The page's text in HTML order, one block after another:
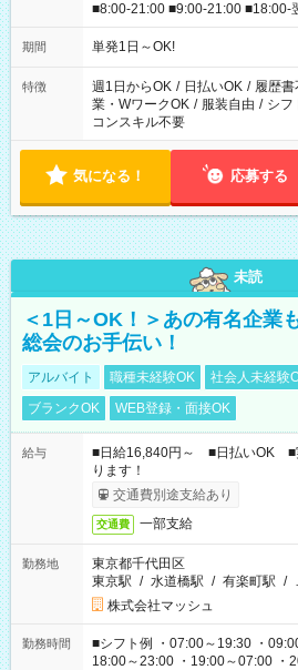
■8:00-21:00 ■9:00-21:00
期間 単発1日～OK!
特徴 週1日からOK / 日払いOK / 履歴書
業・WワークOK / 服装自由 / シフ
コンスキル不要
気になる！ 応募する
未読
＜1日～OK！＞あの有名企業
総会のお手伝い！
アルバイト 職種未経験OK 社会人未経験
ブランクOK
WEB登録・面接OK
給与
■日給16,840円～ ■日払いOK ■
ります！
交通費別途支給あり
交通費 一部支給
勤務地
東京都千代田区
東京駅 / 水道橋駅 / 有楽町駅 /
株式会社マッシュ
勤務時間
■シフト例 ・07:00～19:30 ・
18:00～23:00 ・19:00～07:00 ・